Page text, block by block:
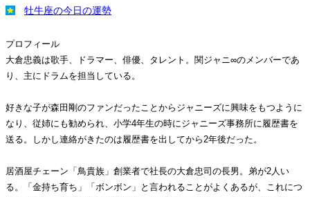
牡牛座の今日の運勢
プロフィール
大倉忠義は歌手、ドラマー、俳優、タレント。関ジャニ∞のメンバーであ
り、主にドラムを担当している。
好きな子が森田剛のファンだったことからジャニーズに興味をもつように
なり、従姉にも勧められ、小学4年生の時にジャニーズ事務所に履歴書を
送る。しかし連絡がきたのは履歴書を出してから2年後だった。
居酒屋チェーン「鳥貴族」創業者で社長の大倉忠司の長男。弟が2人い
る。「金持ち育ち」「ボンボン」と言われることがよくあるが、これにつ